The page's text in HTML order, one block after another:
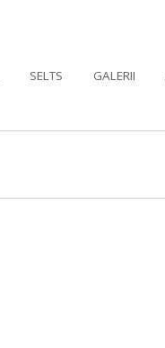
SELTS GALERII